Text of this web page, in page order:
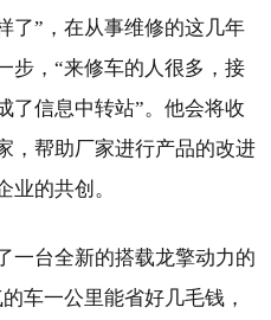
了”，在从事维修的这几年
步，“来修车的人很多，接
了信息中转站”。他会将收
，帮助厂家进行产品的改进
业的共创。
一台全新的搭载龙擎动力的
车一公里能省好几毛钱，